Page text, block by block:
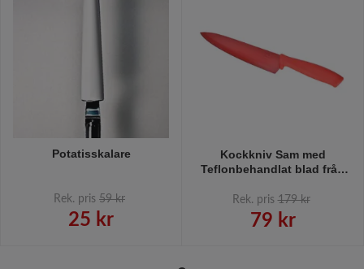
Potatisskalare
Rek. pris 59 kr
25 kr
Kockkniv Sam med
Teflonbehandlat blad från
Rek. pris 179 kr
79 kr